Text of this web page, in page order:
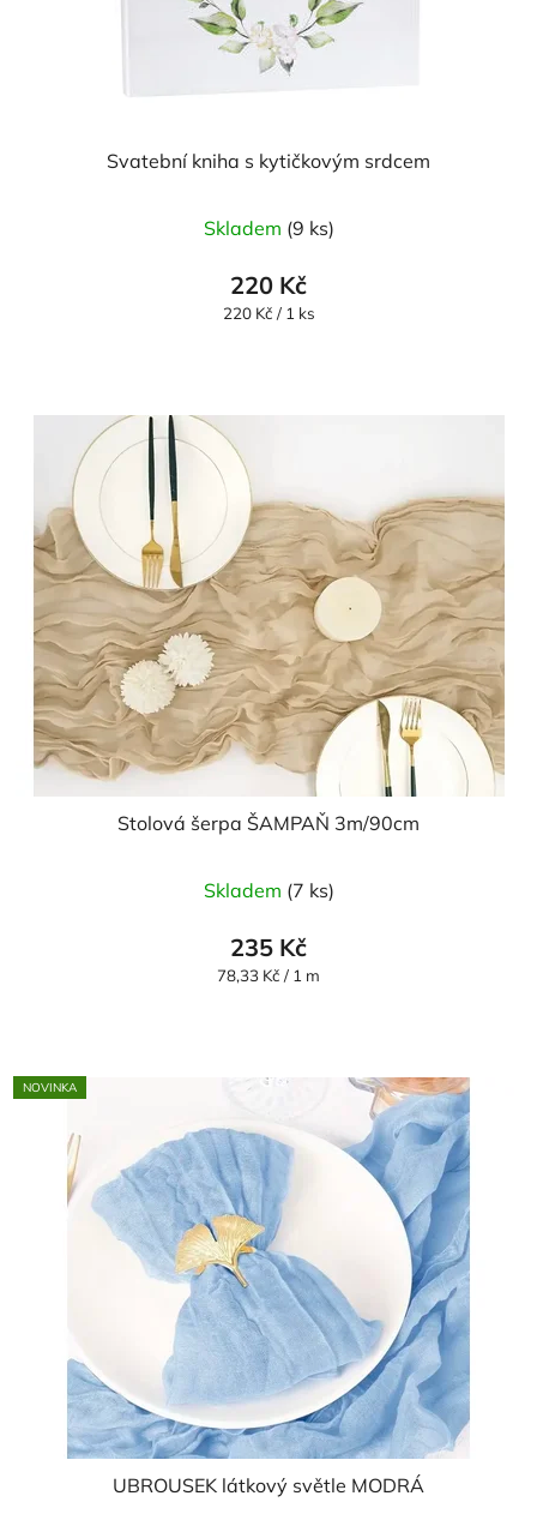
Svatební kniha s kytičkovým srdcem
Skladem (9 ks)
220 Kč
Měrná
220 Kč / 1 ks
Stolová šerpa ŠAMPAŇ 3m/90cm
Skladem (7 ks)
235 Kč
Měrná
78,33 Kč / 1 m
NOVINKA
UBROUSEK látkový světle MODRÁ